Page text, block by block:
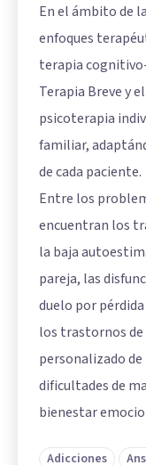
En el ámbito de
enfoques
terapia
Terapia Breve y
psicoterapia
familiar,
de cada paciente.
Entre los
encuentran los
la baja
pareja, las
duelo por
los trastornos
personalizado
dificultades de
bienestar
Adicciones